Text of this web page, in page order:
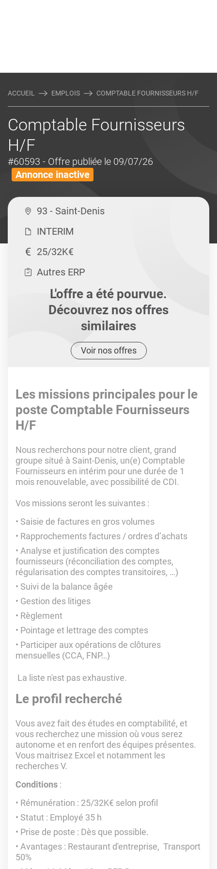
ACCUEIL EMPLOIS COMPTABLE FOURNISSEURS H/F
Comptable Fournisseurs
H/F
#60593 - Offre publiée le 09/07/26
Annonce inactive
93 - Saint-Denis
INTERIM
25/32K€
Autres ERP
L'offre a été pourvue.
Découvrez nos offres
similaires
Voir nos offres
Les missions principales pour le
poste Comptable Fournisseurs
H/F
Nous recherchons pour notre client, grand
groupe situé à Saint-Denis, un(e) Comptable
Fournisseurs en intérim pour une durée de 1
mois renouvelable, avec possibilité de CDI.
Vos missions seront les suivantes :
Saisie de factures en gros volumes
Rapprochements factures / ordres d’achats
Analyse et justification des comptes
fournisseurs (réconciliation des comptes,
régularisation des comptes transitoires, …)
Suivi de la balance âgée
Gestion des litiges
Règlement
Pointage et lettrage des comptes
Participer aux opérations de clôtures
mensuelles (CCA, FNP…)
La liste n'est pas exhaustive.
Le profil recherché
Vous avez fait des études en comptabilité, et
vous recherchez une mission où vous serez
autonome et en renfort des équipes présentes.
Vous maitrisez Excel et notamment les
recherches V.
Conditions :
Rémunération : 25/32K€ selon profil
Statut : Employé 35 h
Prise de poste : Dès que possible.
Avantages : Restaurant d'entreprise, Transport
50%